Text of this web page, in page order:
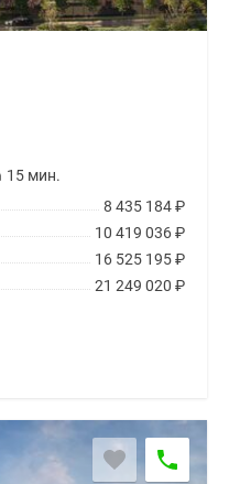
15 мин.
8 435 184₽
10 419 036₽
16 525 195₽
21 249 020 ₽